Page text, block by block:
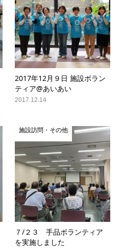
2017年12月９日 施設ボラン
ティア@あいあい
2017.12.14
施設訪問・その他
７/２３ 手品ボランティア
を実施しました